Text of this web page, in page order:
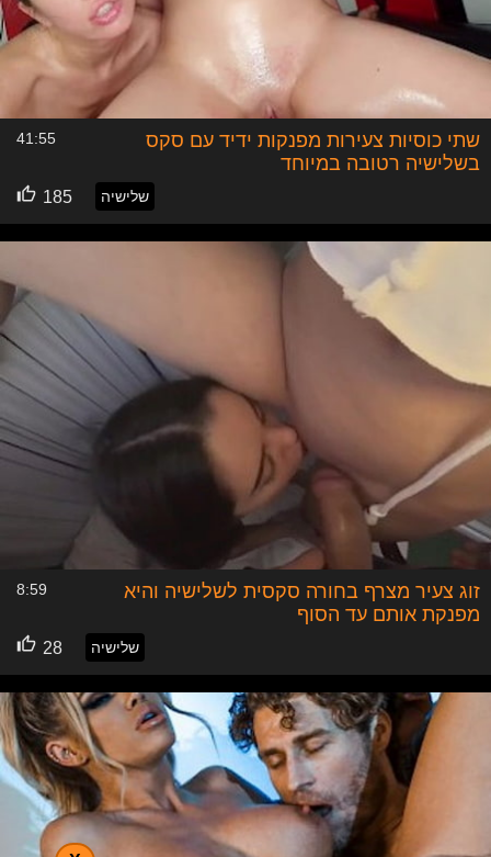
שתי כוסיות צעירות מפנקות ידיד עם סקס
בשלישיה רטובה במיוחד
41:55
שלישיה 185
זוג צעיר מצרף בחורה סקסית לשלישיה והיא
מפנקת אותם עד הסוף
8:59
שלישיה 28